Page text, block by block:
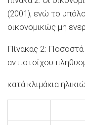
(2001), ενώ το
οικονομικώς μη
Πίνακας 2: Ποσοστά
αντιστοίχου
κατά κλιμάκια